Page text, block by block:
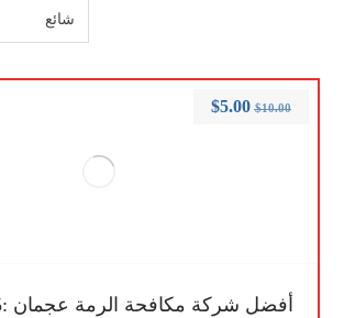
أفضل شركة مكافحة الرمة عجمان :0504348425
$10.00
$5.00